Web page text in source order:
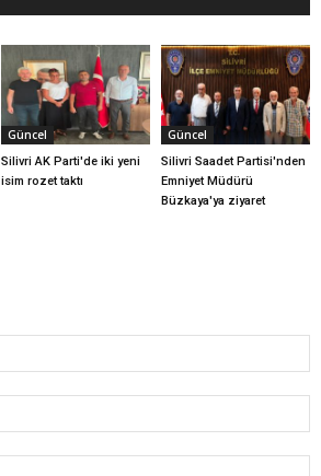
Güncel
Silivri AK Parti'de iki yeni
isim rozet taktı
Güncel
Silivri Saadet Partisi'nden
Emniyet Müdürü
Büzkaya'ya ziyaret